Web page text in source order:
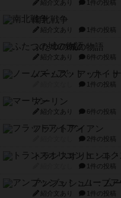
紹介文あり 1件の投稿
南北戦争
紹介文あり 1件の投稿
ふたつの城の物語
紹介文あり 6件の投稿
ノームズ・アット・ナ
1件の投稿
マーリン
紹介文あり 6件の投稿
フラットアイアン
2件の投稿
トランスオリエント
1件の投稿
アンブッシュ！：ムー
紹介文あり 1件の投稿